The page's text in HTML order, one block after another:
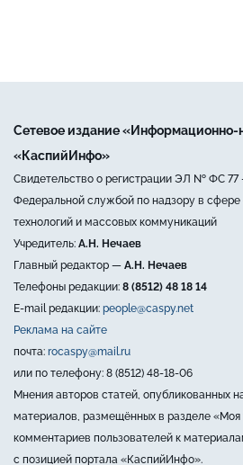
Сетевое издание «Информационно-
«КаспийИнфо»
Свидетельство о регистрации ЭЛ № ФС 77
Федеральной службой по надзору в
технологий и массовых коммуникаций
Учредитель: А.Н. Нечаев
Главный редактор — А.Н. Нечаев
Телефоны редакции: 8 (8512) 48 18 14
E-mail редакции: people@caspy.net
Реклама на сайте
почта: rocaspy@mail.ru
или по телефону: 8 (8512) 48-18-06
Мнения авторов статей, опубликованных
материалов, размещённых в разделе
комментариев пользователей к
с позицией портала «КаспийИнфо».